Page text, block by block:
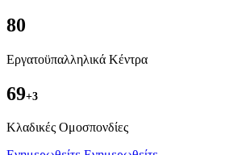
80
Εργατοϋπαλληλικά Κέντρα
69+3
Kλαδικές Ομοσπονδίες